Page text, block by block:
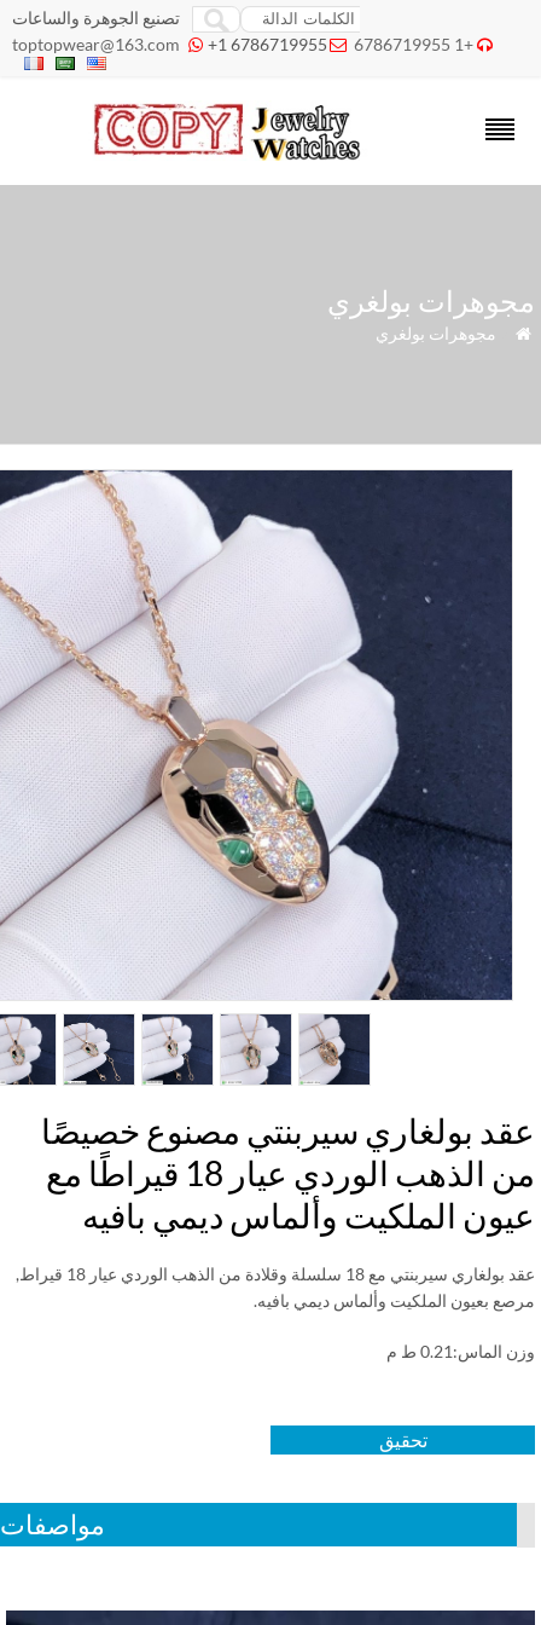
تصنيع الجوهرة والساعات
+1 6786719955

toptopwear@163.com  +1 6786719955
بولغري
»مجوهرات بولغري
بولغاري سيربنتي مصنوع خصيصًا
من الذهب الوردي عيار 18 قيراطًا مع
الملكيت وألماس ديمي بافيه
عقد بولغاري سيربنتي مع 18 سلسلة وقلادة من الذهب الوردي عيار 18 قيراط,
بعيون الملكيت وألماس ديمي بافيه.
الماس:0.21 ط م
تحقيق
مواصفات